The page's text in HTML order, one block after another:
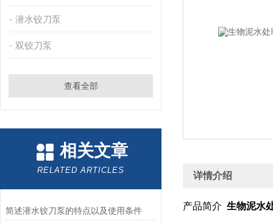
潜水铰刀泵
双铰刀泵
查看全部
相关文章
RELATED ARTICLES
简述潜水铰刀泵的特点以及使用条件
详情介绍
产品简介 生物泥水